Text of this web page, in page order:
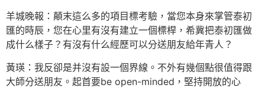
羊城晚報：顛末這么多的項目標考驗，當您本身來掌管泰初
匯的時辰，您在心里有沒有建立一個標桿，希冀把泰初匯做
成什么樣子？有沒有什么經歷可以分送朋友給年青人？
黃瑛：我反卻是并沒有設一個界線。不外有幾個點很值得跟
大師分送朋友。起首要be open-minded，堅持開放的心